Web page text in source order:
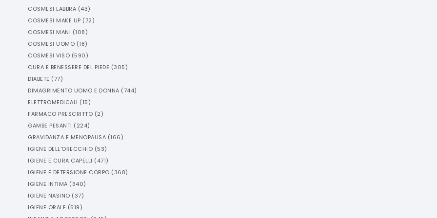
COSMESI LABBRA (43)
COSMESI MAKE UP (72)
COSMESI MANI (108)
COSMESI UOMO (18)
COSMESI VISO (590)
CURA E BENESSERE DEL PIEDE (305)
DIABETE (77)
DIMAGRIMENTO UOMO E DONNA (744)
ELETTROMEDICALI (15)
FARMACO PRESCRITTO (2)
GAMBE PESANTI (224)
GRAVIDANZA E MENOPAUSA (166)
IGIENE DELL'ORECCHIO (53)
IGIENE E CURA CAPELLI (471)
IGIENE E DETERSIONE CORPO (368)
IGIENE INTIMA (340)
IGIENE NASINO (37)
IGIENE ORALE (519)